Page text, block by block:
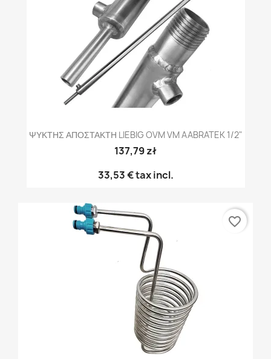
ΨΥΚΤΗΣ ΑΠΟΣΤΑΚΤΗ LIEBIG OVM VM AABRATEK 1/2"
137,79 zł
33,53 €tax incl.
favorite_border